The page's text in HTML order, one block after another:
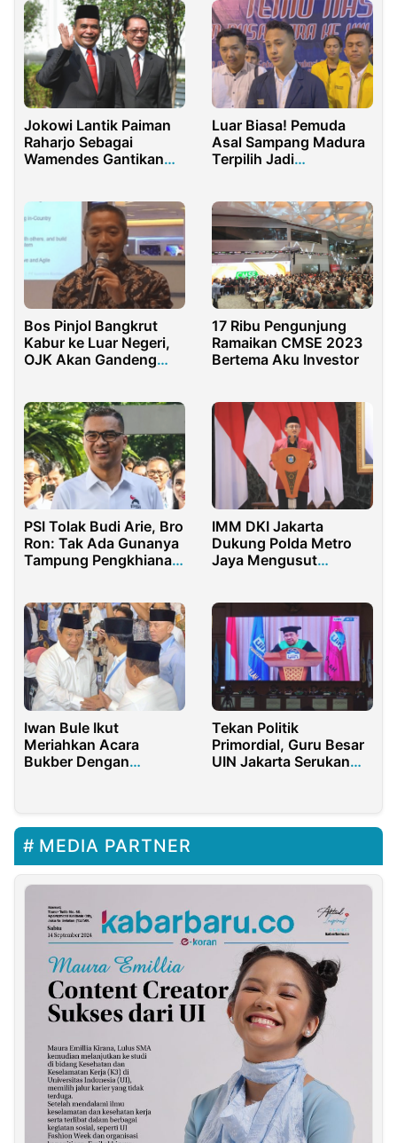
Jokowi Lantik Paiman
Raharjo Sebagai
Wamendes Gantikan
Luar Biasa! Pemuda
Asal Sampang Madura
Terpilih Jadi
Bos Pinjol Bangkrut
Kabur ke Luar Negeri,
OJK Akan Gandeng
17 Ribu Pengunjung
Ramaikan CMSE 2023
Bertema Aku Investor
PSI Tolak Budi Arie, Bro
Ron: Tak Ada Gunanya
Tampung Pengkhianat
IMM DKI Jakarta
Dukung Polda Metro
Jaya Mengusut
Iwan Bule Ikut
Meriahkan Acara
Bukber Dengan
Tekan Politik
Primordial, Guru Besar
UIN Jakarta Serukan
MEDIA PARTNER